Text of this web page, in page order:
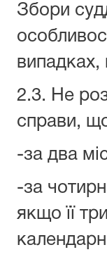
Збори
2.3. Не
справи,
-за два
-за
якщо її